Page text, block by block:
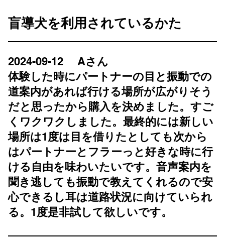
盲導犬を利用されているかた
2024-09-12 Aさん
体験した時にパートナーの目と振動での
道案内があれば行ける場所が広がりそう
だと思ったから購入を決めました。すご
くワクワクしました。最終的には新しい
場所は1度は目を借りたとしても次から
はパートナーとフラーっと好きな時に行
ける自由を味わいたいです。音声案内を
聞き逃しても振動で教えてくれるので安
心できるし耳は道路状況に向けていられ
る。1度是非試して欲しいです。